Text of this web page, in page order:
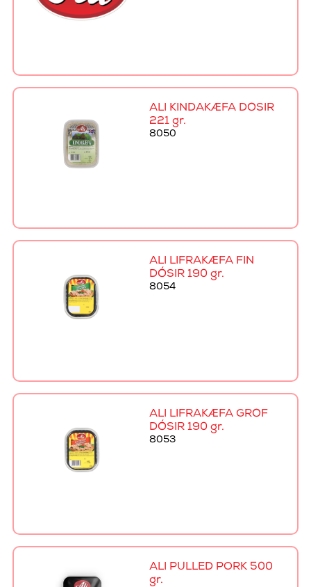
ALI KINDAKÆFA DÓSIR
221 gr.
8050
ALI LIFRAKÆFA FÍN
DÓSIR 190 gr.
8054
ALI LIFRAKÆFA GRÓF
DÓSIR 190 gr.
8053
ALI PULLED PORK 500
gr.